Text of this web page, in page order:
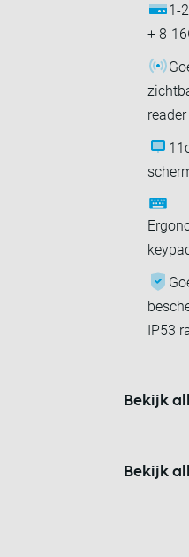
1-
+ 8-
reader
IP53
Bekijk
Bekijk